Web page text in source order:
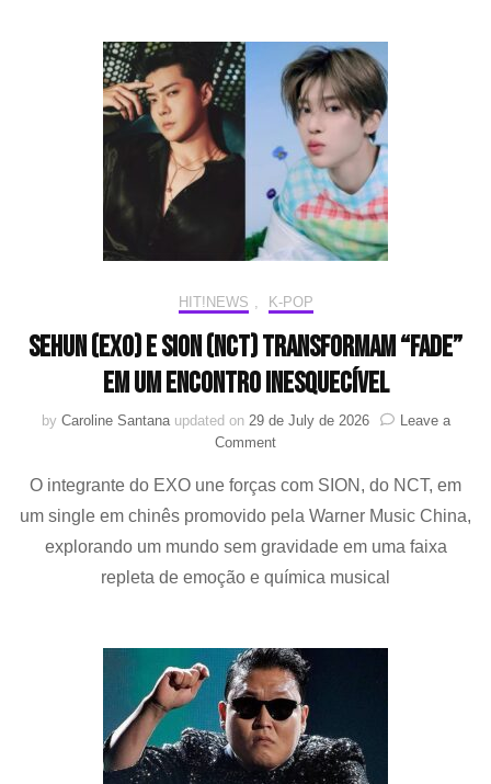
e
transforma
esperança
em
música
em
seu
novo
single
solo
HIT!NEWS K-POP
SEHUN (EXO) e SION (NCT) transformam “Fade”
em um encontro inesquecível
by Caroline Santana updated on 29 de July de 2026
Leave a
Commenton
(EXO)
(NCT)
transformam
encontro
inesquecível
O integrante do EXO une forças com SION, do NCT, em
um single em chinês promovido pela Warner Music China,
explorando um mundo sem gravidade em uma faixa
repleta de emoção e química musical